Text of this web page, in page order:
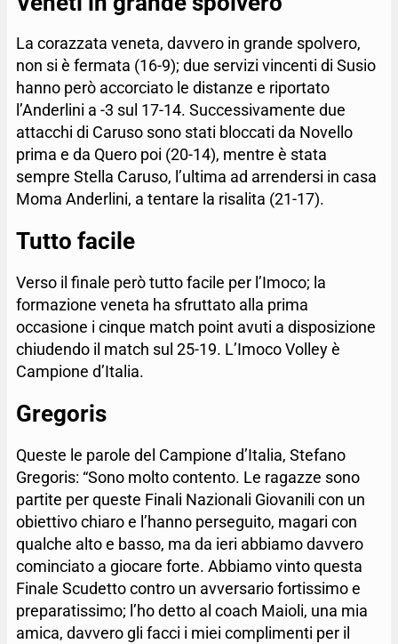
La corazzata veneta, davvero in grande spolvero,
non si è fermata (16-9); due servizi vincenti di Susio
hanno però accorciato le distanze e riportato
l’Anderlini a -3 sul 17-14. Successivamente due
attacchi di Caruso sono stati bloccati da Novello
prima e da Quero poi (20-14), mentre è stata
sempre Stella Caruso, l’ultima ad arrendersi in casa
Moma Anderlini, a tentare la risalita (21-17).
Tutto facile
Verso il finale però tutto facile per l’Imoco; la
formazione veneta ha sfruttato alla prima
occasione i cinque match point avuti a disposizione
chiudendo il match sul 25-19. L’Imoco Volley è
Campione d’Italia.
Gregoris
Queste le parole del Campione d’Italia, Stefano
Gregoris: “Sono molto contento. Le ragazze sono
partite per queste Finali Nazionali Giovanili con un
obiettivo chiaro e l’hanno perseguito, magari con
qualche alto e basso, ma da ieri abbiamo davvero
cominciato a giocare forte. Abbiamo vinto questa
Finale Scudetto contro un avversario fortissimo e
preparatissimo; l’ho detto al coach Maioli, una mia
amica, davvero gli facci i miei complimenti per il